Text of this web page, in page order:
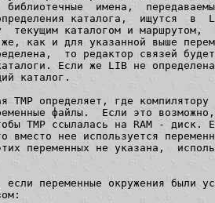
библиотечные  имена,
каталога,  ищутся  в
текущим каталогом и маршрутом,
как и для указанной выше
то редактор связей будет
Если же LIB не
каталог.
TMP определяет, где компилятору
файлы.  Если это
TMP ссылалась на RAM - диск.
вместо нее используется
переменных не указана,
если переменные окружения были